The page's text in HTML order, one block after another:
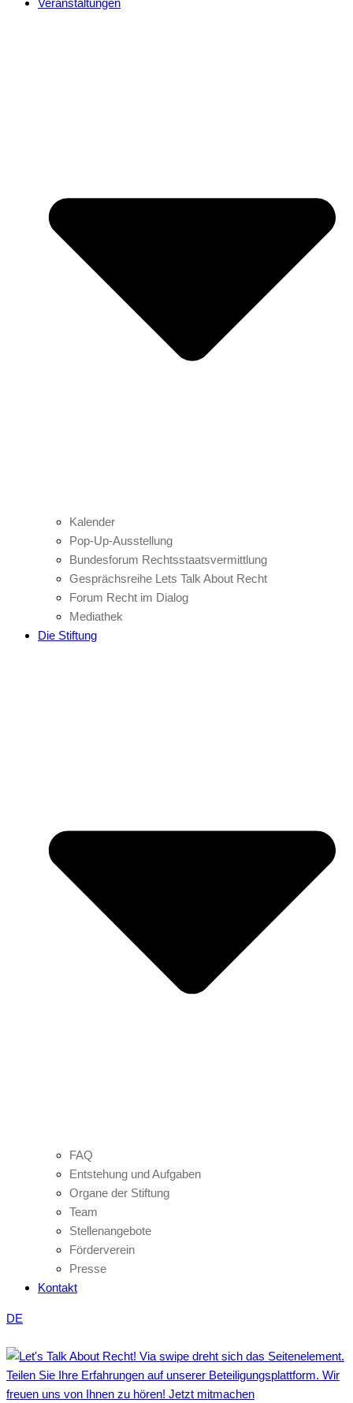
Veranstaltungen
Kalender
Pop-Up-Ausstellung
Bundesforum Rechtsstaatsvermittlung
Gesprächsreihe Lets Talk About Recht
Forum Recht im Dialog
Mediathek
Die Stiftung
FAQ
Entstehung und Aufgaben
Organe der Stiftung
Team
Stellenangebote
Förderverein
Presse
Kontakt
DE
Teilen Sie Ihre Erfahrungen auf unserer Beteiligungsplattform. Wir
freuen uns von Ihnen zu hören! Jetzt mitmachen